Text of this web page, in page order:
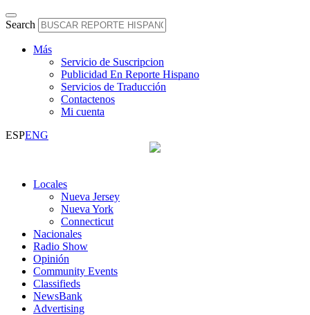
Search
Más
Servicio de Suscripcion
Publicidad En Reporte Hispano
Servicios de Traducción
Contactenos
Mi cuenta
ESPENG
Locales
Nueva Jersey
Nueva York
Connecticut
Nacionales
Radio Show
Opinión
Community Events
Classifieds
NewsBank
Advertising